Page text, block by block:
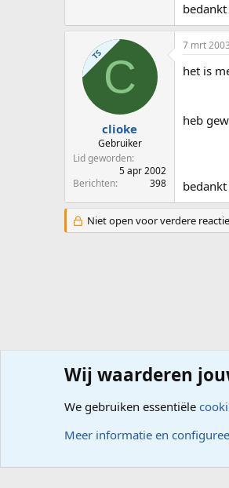
bedankt
TSC
clioke
Gebruiker
Lid geworden
5 apr 2002
Berichten
398
7 mrt 2003
het is
heb
Niet open voor verdere
Forums PC,
Wij waarderen
We gebruiken essentiële
Meer informatie en